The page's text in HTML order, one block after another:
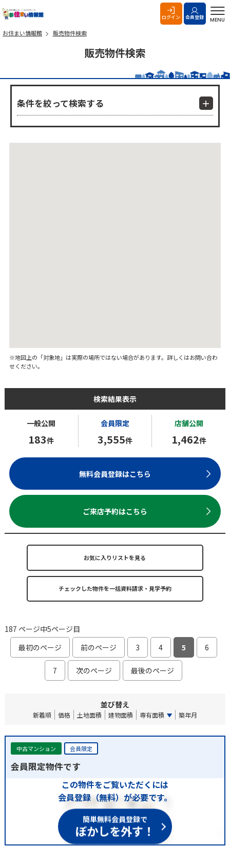
ログイン 会員登録 MENU
お住まい情報館 販売物件検索
販売物件検索
条件を絞って検索する
※地図上の「対象地」は実際の場所ではない場合があります。詳しくはお問い合わ
せください。
検索結果表示
一般公開
183件
会員限定
3,555件
店舗公開
1,462件
無料会員登録はこちら
ご来店予約はこちら
お気に入りリストを見る
187 ページ中5ページ目
最初のページ
前のページ 3 4 5 6
7 次のページ 最後のページ
並び替え
新着順 価格 土地面積 建物面積 専有面積 築年月
中古マンション 会員限定
会員限定物件です
この物件をご覧いただくには
会員登録（無料）が必要です。
簡単無料会員登録で
ぼかしを外す！